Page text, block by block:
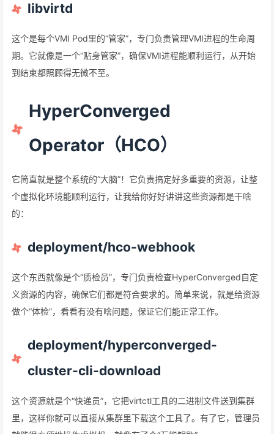
libvirtd
这个是每个VMI Pod里的“管家”，专门负责管理VMI进程的生命周
期。它就像是一个“贴身管家”，确保VMI进程能顺利运行，从开始
到结束都照顾得无微不至。
HyperConverged
Operator（HCO）
它简直就是整个系统的“大脑”！它负责搞定好多重要的资源，让整
个虚拟化环境能顺利运行，让我给你好好讲讲这些资源都是干啥
的：
deployment/hco-webhook
这个东西就像是个“质检员”，专门负责检查HyperConverged自定
义资源的内容，确保它们都是符合要求的。简单来说，就是给资源
做个“体检”，看看有没有啥问题，保证它们能正常工作。
deployment/hyperconverged-
cluster-cli-download
这个资源就是个“快递员”，它把virtctl工具的二进制文件送到集群
里，这样你就可以直接从集群里下载这个工具了。有了它，管理员